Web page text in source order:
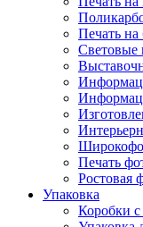
Печать на
Световые
Печать
Ростовая
Упаковка
Коробки